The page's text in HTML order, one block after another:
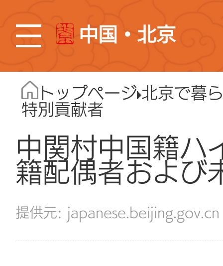
中国・北京
トップページ 北京で暮
特別貢献者
中関村中国籍ハ
籍配偶者および
japanese.beijing.gov.cn